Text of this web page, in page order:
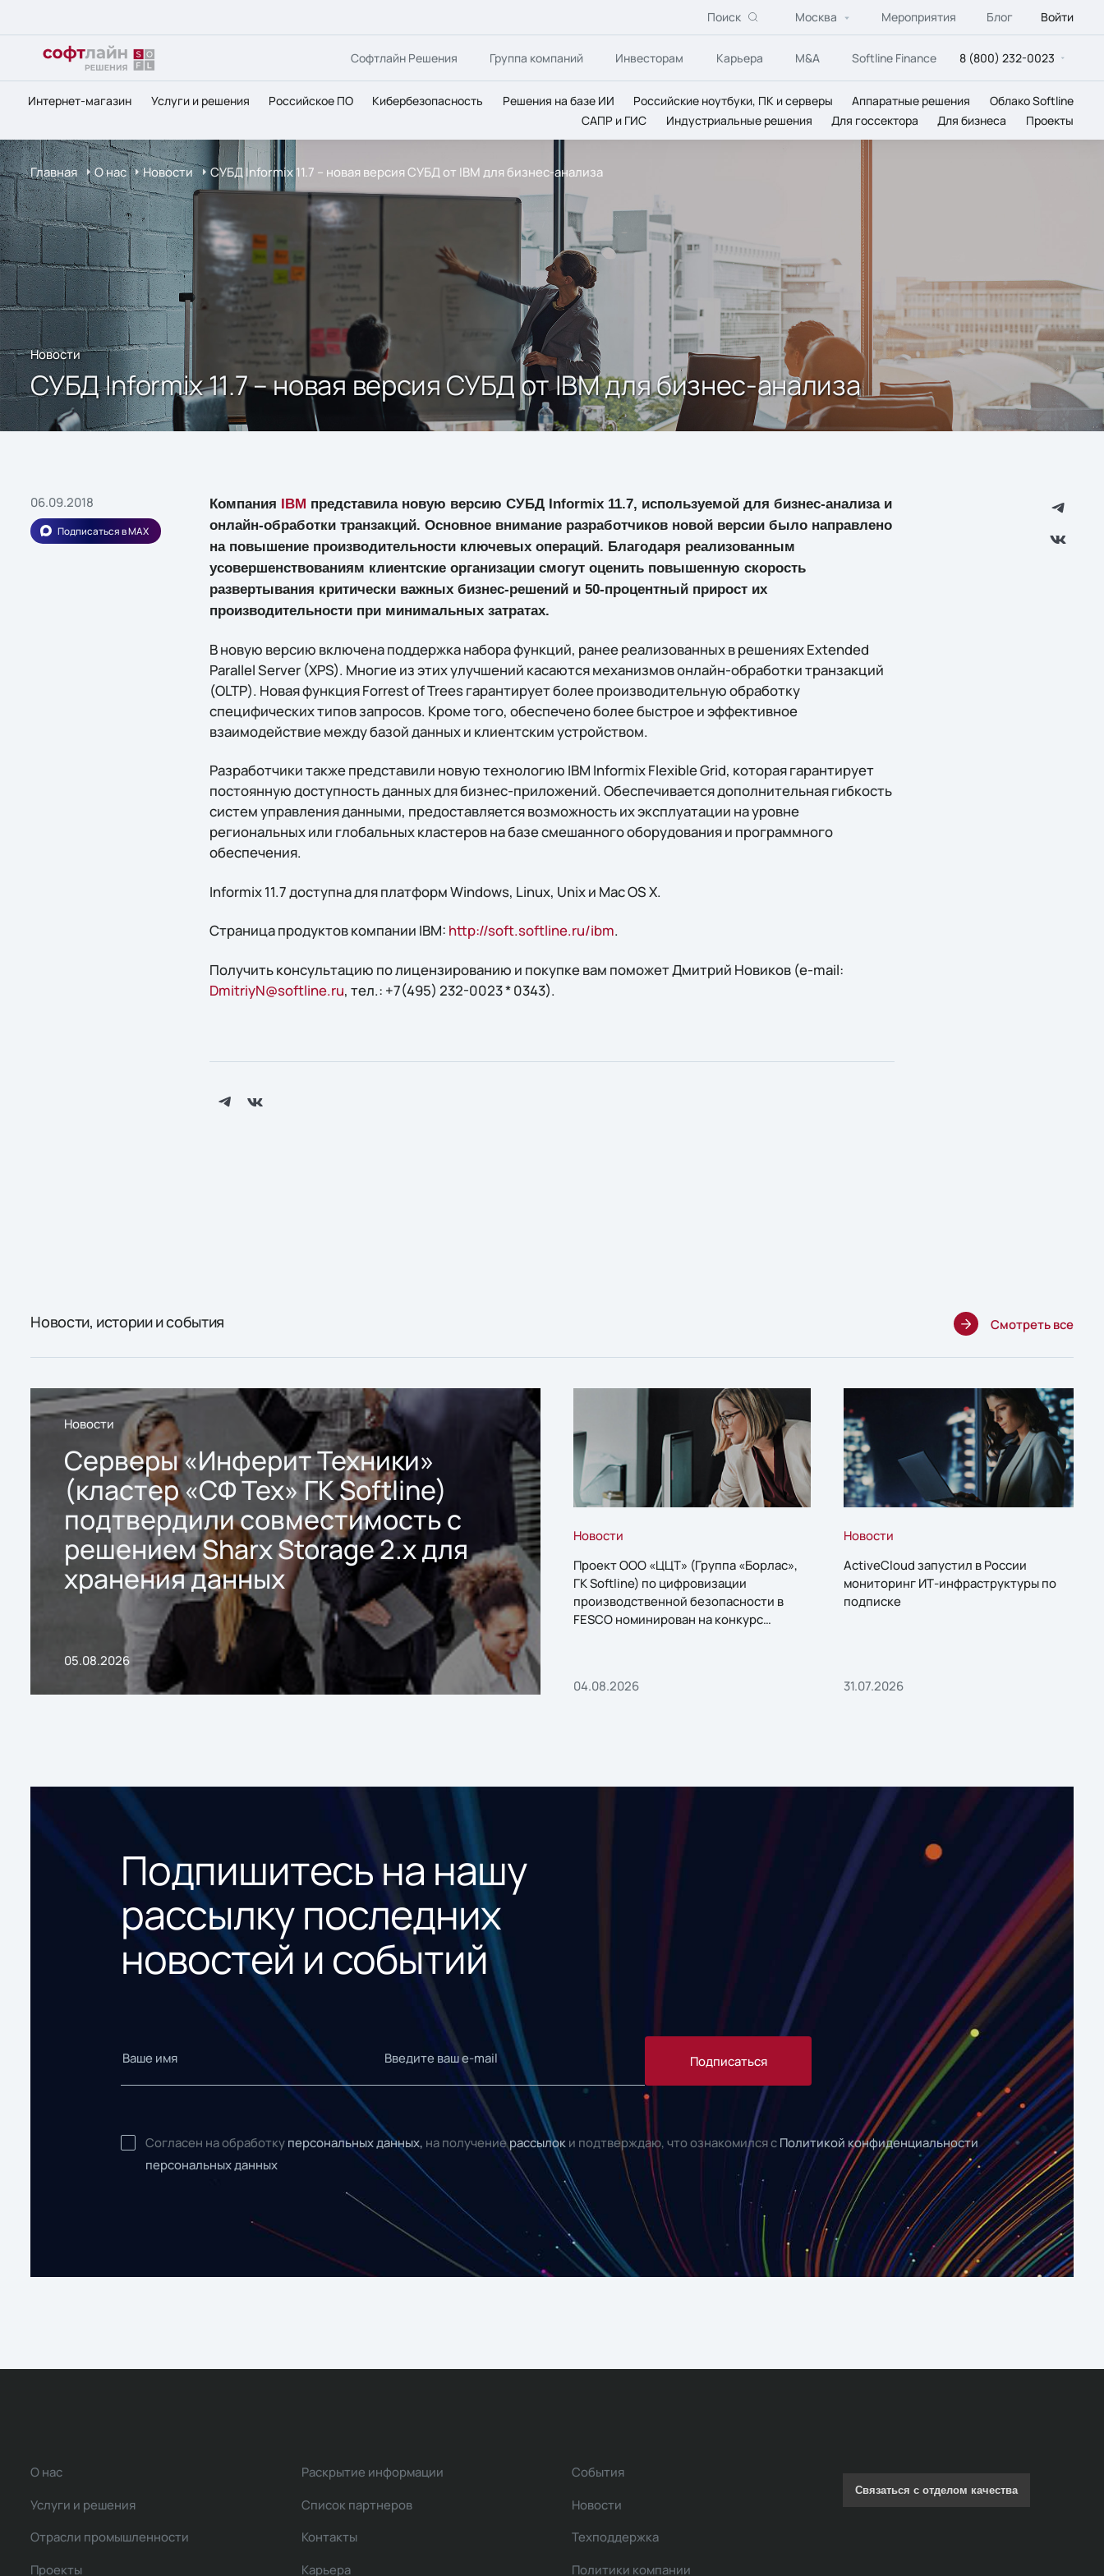
Поиск Москва Мероприятия Блог Войти
Софтлайн Решения Группа компаний Инвесторам Карьера M&A Softline Finance 8 (800) 232-0023
Интернет-магазин Услуги и решения Российское ПО Кибербезопасность Решения на базе ИИ Российские ноутбуки, ПК и серверы Аппаратные решения
Облако Softline
САПР и ГИС
Индустриальные решения Для госсектора Для бизнеса Проекты
Главная О нас Новости СУБД Informix 11.7 – новая версия СУБД от IBM для бизнес-анализа
Новости
СУБД Informix 11.7 – новая версия СУБД от IBM для бизнес-анализа
06.09.2018
Подписаться в MAX
Компания IBM представила новую версию СУБД Informix 11.7, используемой для бизнес-анализа и
онлайн-обработки транзакций. Основное внимание разработчиков новой версии было направлено
на повышение производительности ключевых операций. Благодаря реализованным
усовершенствованиям клиентские организации смогут оценить повышенную скорость
развертывания критически важных бизнес-решений и 50-процентный прирост их
производительности при минимальных затратах.
В новую версию включена поддержка набора функций, ранее реализованных в решениях Extended
Parallel Server (XPS). Многие из этих улучшений касаются механизмов онлайн-обработки транзакций
(OLTP). Новая функция Forrest of Trees гарантирует более производительную обработку
специфических типов запросов. Кроме того, обеспечено более быстрое и эффективное
взаимодействие между базой данных и клиентским устройством.
Разработчики также представили новую технологию IBM Informix Flexible Grid, которая гарантирует
постоянную доступность данных для бизнес-приложений. Обеспечивается дополнительная гибкость
систем управления данными, предоставляется возможность их эксплуатации на уровне
региональных или глобальных кластеров на базе смешанного оборудования и программного
обеспечения.
Informix 11.7 доступна для платформ Windows, Linux, Unix и Mac OS X.
Страница продуктов компании IBM: http://soft.softline.ru/ibm.
Получить конcультацию по лицензированию и покупке вам поможет Дмитрий Новиков (e-mail:
DmitriyN@softline.ru, тел.: +7(495) 232-0023 * 0343).
Новости, истории и события Смотреть все
Новости
Серверы «Инферит Техники»
(кластер «СФ Тех» ГК Softline)
подтвердили совместимость с
решением Sharx Storage 2.x для
хранения данных
05.08.2026
Новости
Проект ООО «ЦЦТ» (Группа «Борлас»,
ГК Softline) по цифровизации
производственной безопасности в
FESCO номинирован на конкурс
04.08.2026
Новости
ActiveCloud запустил в России
мониторинг ИТ-инфраструктуры по
подписке
31.07.2026
Подпишитесь на нашу
рассылку последних
новостей и событий
Подписаться
Согласен на обработку персональных данных, на получениерассылок и подтверждаю, что ознакомился с Политикой конфиденциальности
персональных данных
О нас
Услуги и решения
Отрасли промышленности
Проекты
Раскрытие информации
Список партнеров
Контакты
Карьера
События
Новости
Техподдержка
Политики компании
Связаться с отделом качества